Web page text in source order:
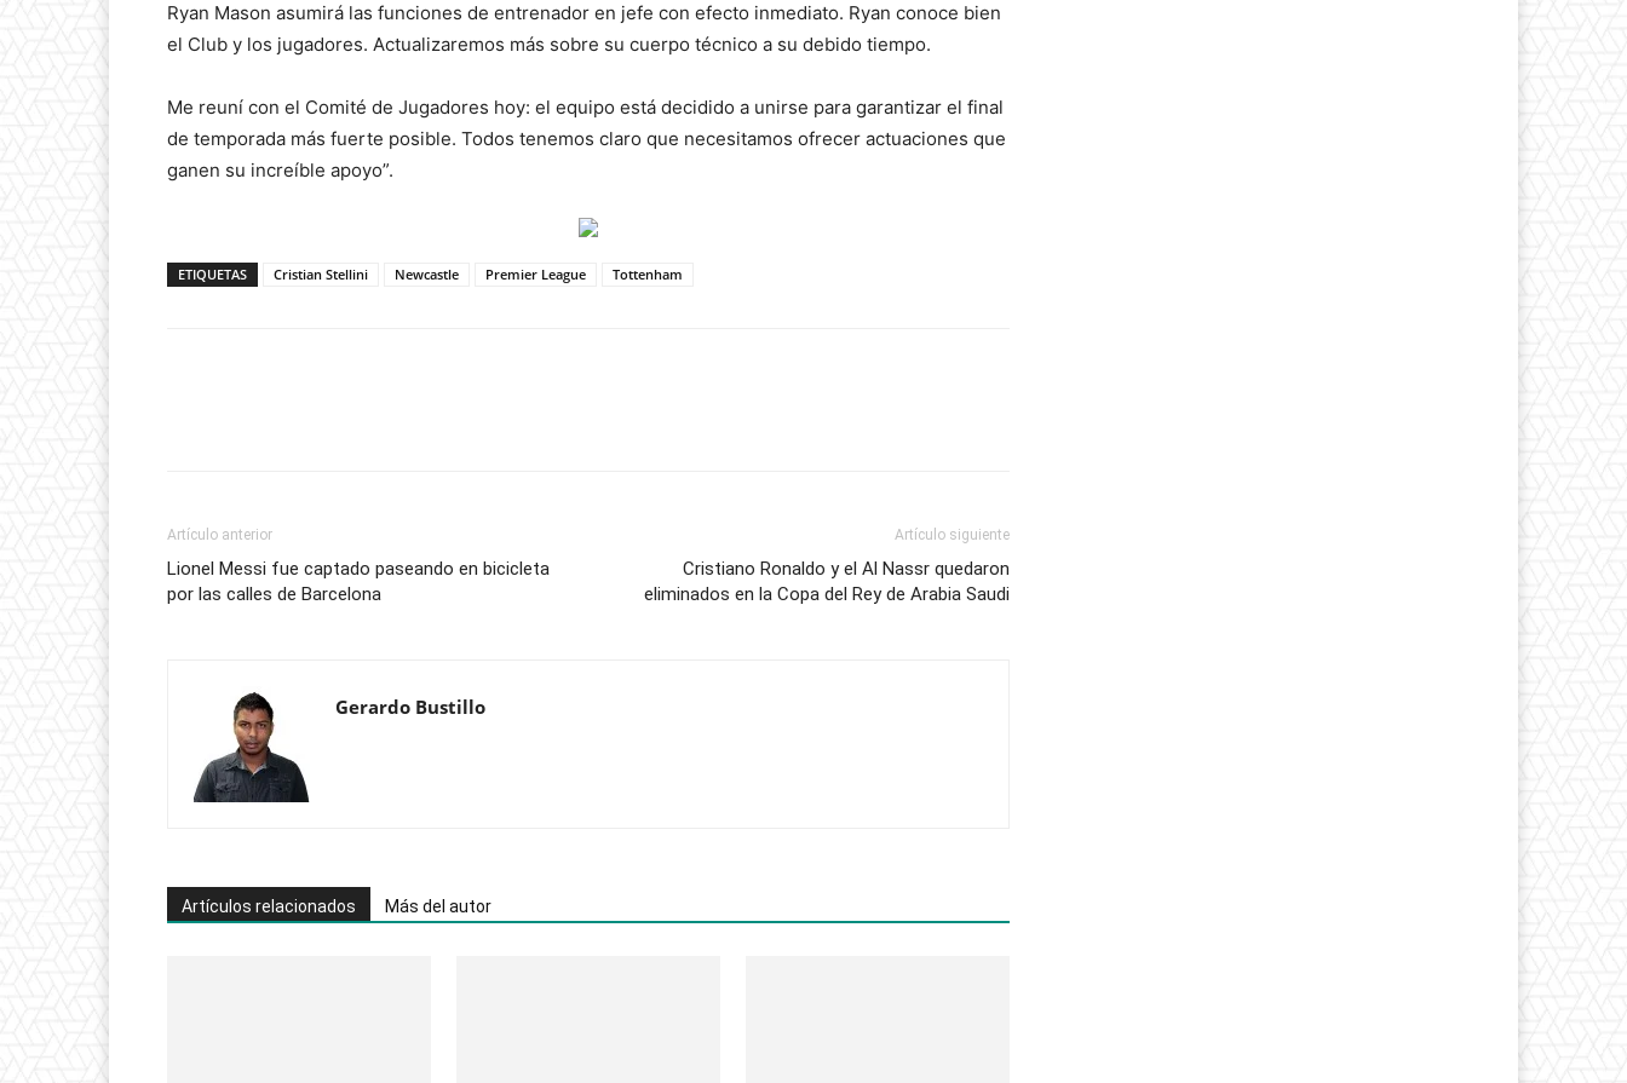
Ryan Mason asumirá las funciones de entrenador en jefe con efecto inmediato. Ryan conoce bien
el Club y los jugadores. Actualizaremos más sobre su cuerpo técnico a su debido tiempo.
Me reuní con el Comité de Jugadores hoy: el equipo está decidido a unirse para garantizar el final
de temporada más fuerte posible. Todos tenemos claro que necesitamos ofrecer actuaciones que
ganen su increíble apoyo”.
ETIQUETAS Cristian Stellini Newcastle Premier League Tottenham
Artículo anterior
Lionel Messi fue captado paseando en bicicleta
por las calles de Barcelona
Artículo siguiente
Cristiano Ronaldo y el Al Nassr quedaron
eliminados en la Copa del Rey de Arabia Saudi
Gerardo Bustillo
Artículos relacionados Más del autor